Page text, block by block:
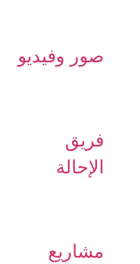
صور وفيديو
فريق
الإحالة
مشاريع